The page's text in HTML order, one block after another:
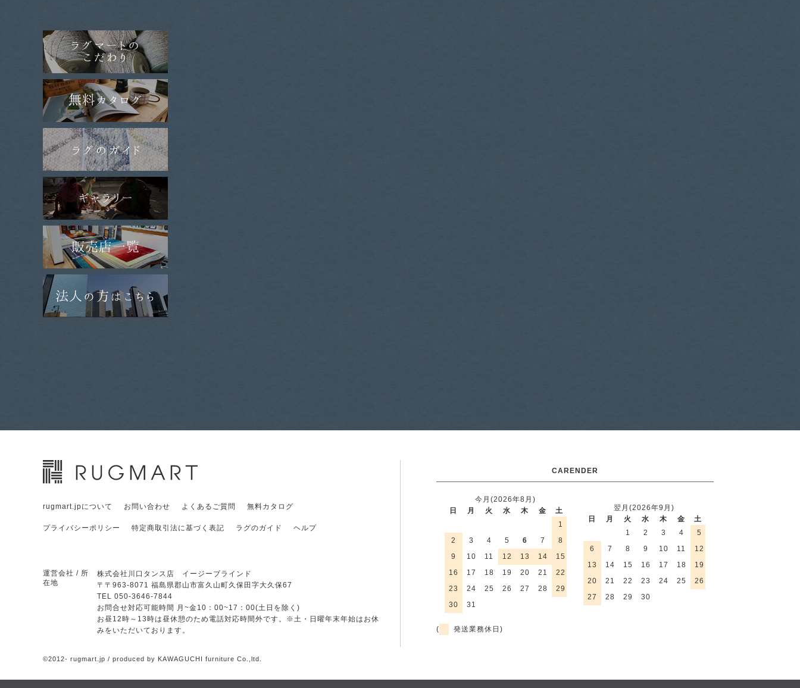
rugmart.jpについて お問い合わせ よくあるご質問 無料カタログ
プライバシーポリシー 特定商取引法に基づく表記 ラグのガイド ヘルプ
運営会社 / 所
在地
株式会社川口タンス店 イージーブラインド
〒 〒963-8071 福島県郡山市富久山町久保田字大久保67
TEL 050-3646-7844
お問合せ対応可能時間 月~金10：00~17：00(土日を除く)
お昼12時～13時は昼休憩のため電話対応時間外です。 ※土・日曜年末年始はお休
みをいただいております。
CARENDER
今月(2026年8月)
日
月 火 水 木 金
土
1
2
3 4 5 6 7
8
9
10 11 12 13 14
15
16
17 18 19 20 21
22
23
24 25 26 27 28
29
30
31
翌月(2026年9月)
日
月 火 水 木 金
土
1
2 3 4
5
6
7 8 9 10 11
12
13
14 15 16 17 18
19
20
21 22 23 24 25
26
27
28 29 30
( 発送業務休日)
©2012- rugmart.jp / produced by KAWAGUCHI furniture Co.,ltd.